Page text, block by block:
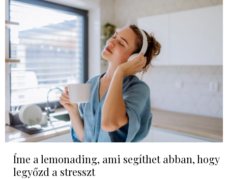
Íme a lemonading, ami segíthet abban, hogy
legyőzd a stresszt